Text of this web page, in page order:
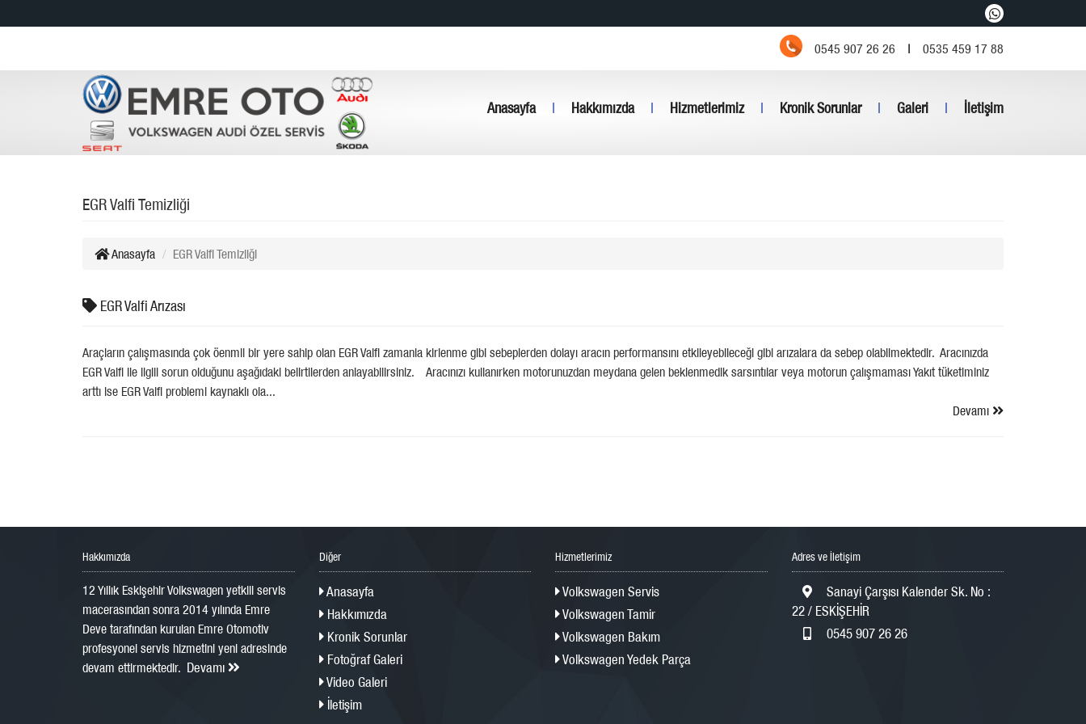
0545 907 26 26 | 0535 459 17 88
Anasayfa | Hakkımızda | Hizmetlerimiz | Kronik Sorunlar | Galeri | İletişim
EGR Valfi Temizliği
Anasayfa EGR Valfi Temizliği
EGR Valfi Arızası
Araçların çalışmasında çok öenmli bir yere sahip olan EGR Valfi zamanla kirlenme gibi sebeplerden dolayı aracın performansını etkileyebileceği gibi arızalara da sebep olabilmektedir. Aracınızda
EGR Valfi ile ilgili sorun olduğunu aşağıdaki belirtilerden anlayabilirsiniz. Aracınızı kullanırken motorunuzdan meydana gelen beklenmedik sarsıntılar veya motorun çalışmaması Yakıt tüketiminiz
arttı ise EGR Valfi problemi kaynaklı ola...
Devamı
Hakkımızda
12 Yıllık Eskişehir Volkswagen yetkili servis
macerasından sonra 2014 yılında Emre
Deve tarafından kurulan Emre Otomotiv
profesyonel servis hizmetini yeni adresinde
devam ettirmektedir. Devamı
Diğer
Anasayfa
Hakkımızda
Kronik Sorunlar
Fotoğraf Galeri
Video Galeri
İletişim
Hizmetlerimiz
Volkswagen Servis
Volkswagen Tamir
Volkswagen Bakım
Volkswagen Yedek Parça
Adres ve İletişim
Sanayi Çarşısı Kalender Sk. No :
22 / ESKİŞEHİR
0545 907 26 26